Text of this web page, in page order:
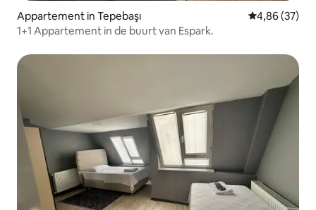
Appartement in Tepebaşı Gemiddelde
4,86 (37)
1+1 Appartement in de buurt van Espark.